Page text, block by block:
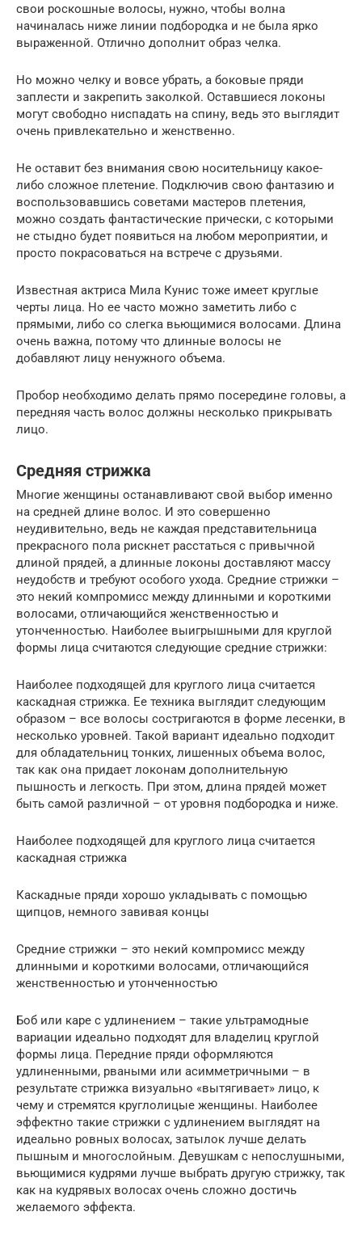
свои роскошные волосы, нужно, чтобы волна
начиналась ниже линии подбородка и не была ярко
выраженной. Отлично дополнит образ челка.
Но можно челку и вовсе убрать, а боковые пряди
заплести и закрепить заколкой. Оставшиеся локоны
могут свободно ниспадать на спину, ведь это выглядит
очень привлекательно и женственно.
Не оставит без внимания свою носительницу какое-
либо сложное плетение. Подключив свою фантазию и
воспользовавшись советами мастеров плетения,
можно создать фантастические прически, с которыми
не стыдно будет появиться на любом мероприятии, и
просто покрасоваться на встрече с друзьями.
Известная актриса Мила Кунис тоже имеет круглые
черты лица. Но ее часто можно заметить либо с
прямыми, либо со слегка вьющимися волосами. Длина
очень важна, потому что длинные волосы не
добавляют лицу ненужного объема.
Пробор необходимо делать прямо посередине головы, а
передняя часть волос должны несколько прикрывать
лицо.
Средняя стрижка
Многие женщины останавливают свой выбор именно
на средней длине волос. И это совершенно
неудивительно, ведь не каждая представительница
прекрасного пола рискнет расстаться с привычной
длиной прядей, а длинные локоны доставляют массу
неудобств и требуют особого ухода. Средние стрижки –
это некий компромисс между длинными и короткими
волосами, отличающийся женственностью и
утонченностью. Наиболее выигрышными для круглой
формы лица считаются следующие средние стрижки:
Наиболее подходящей для круглого лица считается
каскадная стрижка. Ее техника выглядит следующим
образом – все волосы состригаются в форме лесенки, в
несколько уровней. Такой вариант идеально подходит
для обладательниц тонких, лишенных объема волос,
так как она придает локонам дополнительную
пышность и легкость. При этом, длина прядей может
быть самой различной – от уровня подбородка и ниже.
Наиболее подходящей для круглого лица считается
каскадная стрижка
Каскадные пряди хорошо укладывать с помощью
щипцов, немного завивая концы
Средние стрижки – это некий компромисс между
длинными и короткими волосами, отличающийся
женственностью и утонченностью
Боб или каре с удлинением – такие ультрамодные
вариации идеально подходят для владелиц круглой
формы лица. Передние пряди оформляются
удлиненными, рваными или асимметричными – в
результате стрижка визуально «вытягивает» лицо, к
чему и стремятся круглолицые женщины. Наиболее
эффектно такие стрижки с удлинением выглядят на
идеально ровных волосах, затылок лучше делать
пышным и многослойным. Девушкам с непослушными,
вьющимися кудрями лучше выбрать другую стрижку, так
как на кудрявых волосах очень сложно достичь
желаемого эффекта.